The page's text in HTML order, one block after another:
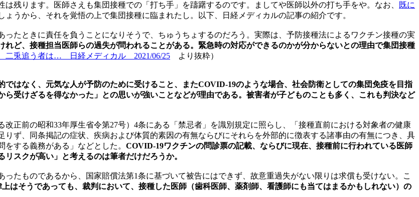
残ります。医師さえも集団接種での「打ち手」を躊躇するのです。ましてや医師以外の打ち手をや。なお、
既に
うから、それを覚悟の上で集団接種に臨まれたし。以下、日経メディカルの記事の紹介です。
ったときに責任を負うことになりそうで、ちゅうちょするのだろう。実際は、予防接種法によるワクチン接種の実
れど、接種担当医師らの過失が問われることがある。緊急時の対応ができるのかが分からないとの理由で集団接種
二兎追う者は… 日経メディカル 2021/06/25 より抜粋）
はなく、元気な人が予防のために受けること、またCOVID-19のような場合、社会防衛としての集団免疫を目指
受けざるを得なかった」との思いが強いことなどが理由である。被害者が子どものことも多く、これも判決など
正前の昭和33年厚生省令第27号）4条にある「禁忌者」を識別規定に照らし、「接種直前における対象者の健康
ず、同条掲記の症状、疾病および体質的素因の有無ならびにそれらを外部的に徴表する諸事由の有無につき、具
する義務がある」などとした。 COVID-19ワクチンの問診票の記載、ならびに現在、接種前に行われている医師
スクが高い」と考えるのは筆者だけだろうか。
たものであるから、国家賠償法第1条に基づいて被告にはできず、故意重過失がない限りは求償も受けない。こ
上はそうであっても、裁判において、接種した医師（歯科医師、薬剤師、看護師にも当てはまるかもしれない）の